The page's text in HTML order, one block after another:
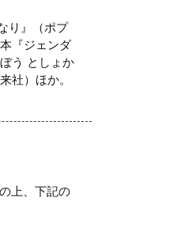
り』（ポプ
『ジェンダ
う としょか
社）ほか。
上、下記の